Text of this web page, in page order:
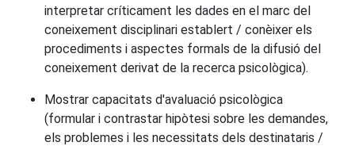
interpretar críticament les dades en el marc del
coneixement disciplinari establert / conèixer els
procediments i aspectes formals de la difusió del
coneixement derivat de la recerca psicològica).
Mostrar capacitats d'avaluació psicològica
(formular i contrastar hipòtesi sobre les demandes,
els problemes i les necessitats dels destinataris /